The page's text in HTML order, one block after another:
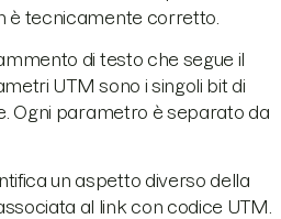
è tecnicamente corretto.
di testo che segue il
UTM sono i singoli bit di
Ogni parametro è separato da
un aspetto diverso della
al link con codice UTM.